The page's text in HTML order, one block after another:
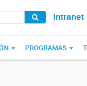
Intranet
PROGRAMAS